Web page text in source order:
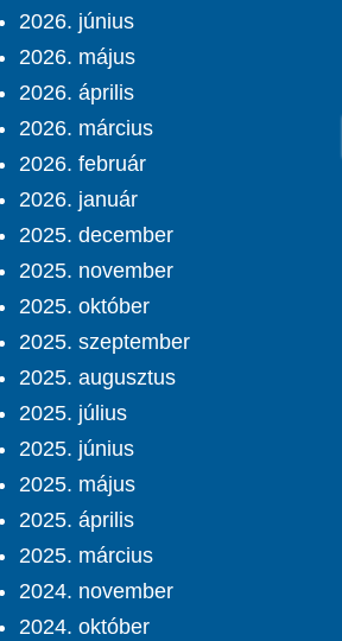
2026. június
2026. május
2026. április
2026. március
2026. február
2026. január
2025. december
2025. november
2025. október
2025. szeptember
2025. augusztus
2025. július
2025. június
2025. május
2025. április
2025. március
2024. november
2024. október